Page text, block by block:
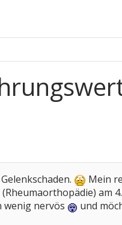
Mein
am
wenig nervös
und